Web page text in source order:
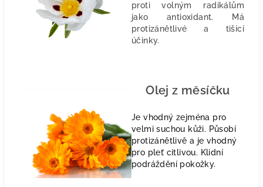
proti volným radikálům
jako antioxidant. Má
protizánětlivé a tišící
účinky.
Olej z měsíčku
Je vhodný zejména pro
velmi suchou kůži. Působí
protizánětlivě a je vhodný
pro pleť citlivou. Klidní
podráždění pokožky.